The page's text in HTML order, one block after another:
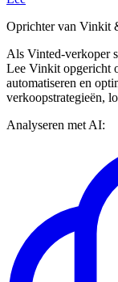
Oprichter van Vinkit
Als Vinted-verkoper
Lee Vinkit opgericht
automatiseren en
verkoopstrategieën,
Analyseren met AI: